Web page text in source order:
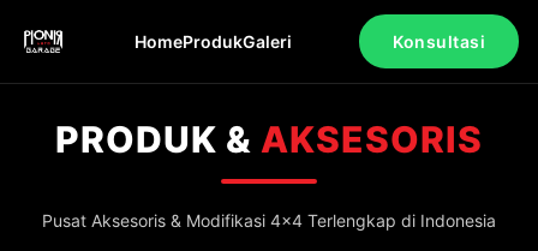
HomeProdukGaleri Konsultasi
PRODUK & AKSESORIS
Pusat Aksesoris & Modifikasi 4x4 Terlengkap di Indonesia